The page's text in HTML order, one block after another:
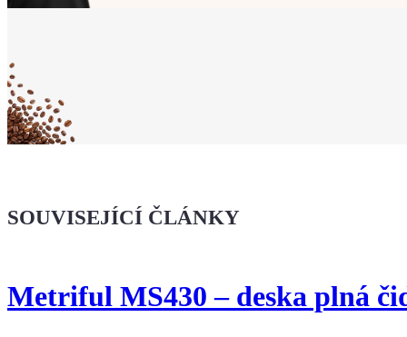
že jsi Maker!
Koupit tričko
SOUVISEJÍCÍ ČLÁNKY
Metriful MS430 – deska plná